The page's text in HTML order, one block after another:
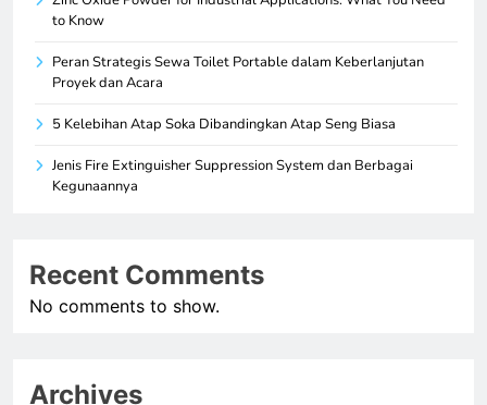
to Know
Peran Strategis Sewa Toilet Portable dalam Keberlanjutan
Proyek dan Acara
5 Kelebihan Atap Soka Dibandingkan Atap Seng Biasa
Jenis Fire Extinguisher Suppression System dan Berbagai
Kegunaannya
Recent Comments
No comments to show.
Archives